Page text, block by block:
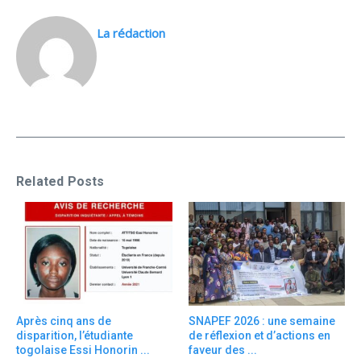
La rédaction
Related Posts
Après cinq ans de
disparition, l’étudiante
togolaise Essi Honorin ...
SNAPEF 2026 : une semaine
de réflexion et d’actions en
faveur des ...